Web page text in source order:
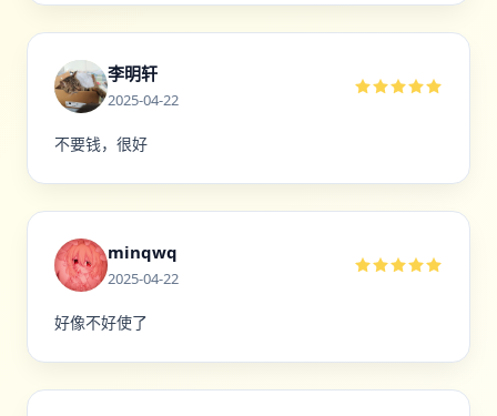
李明轩
2025-04-22
不要钱，很好
minqwq
2025-04-22
好像不好使了